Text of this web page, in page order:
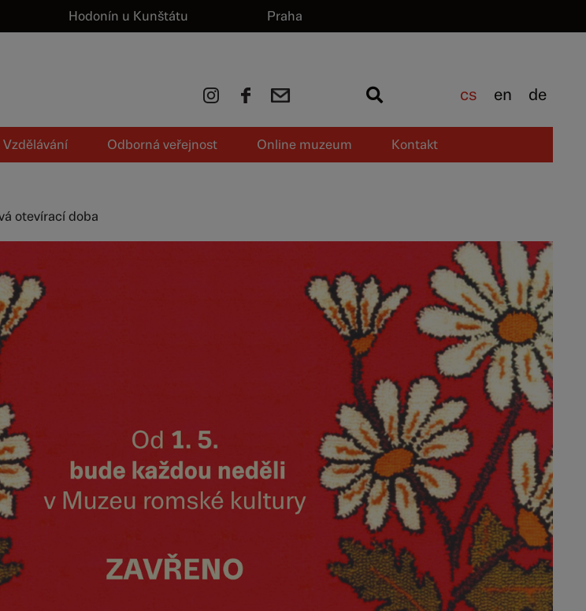
Hodonín u Kunštátu Praha
cs en de
Vzdělávání Odborná veřejnost Online muzeum Kontakt
otevírací doba